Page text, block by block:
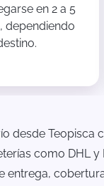
en 2 a 5
dependiendo
desde Teopisca
como DHL y
entrega,